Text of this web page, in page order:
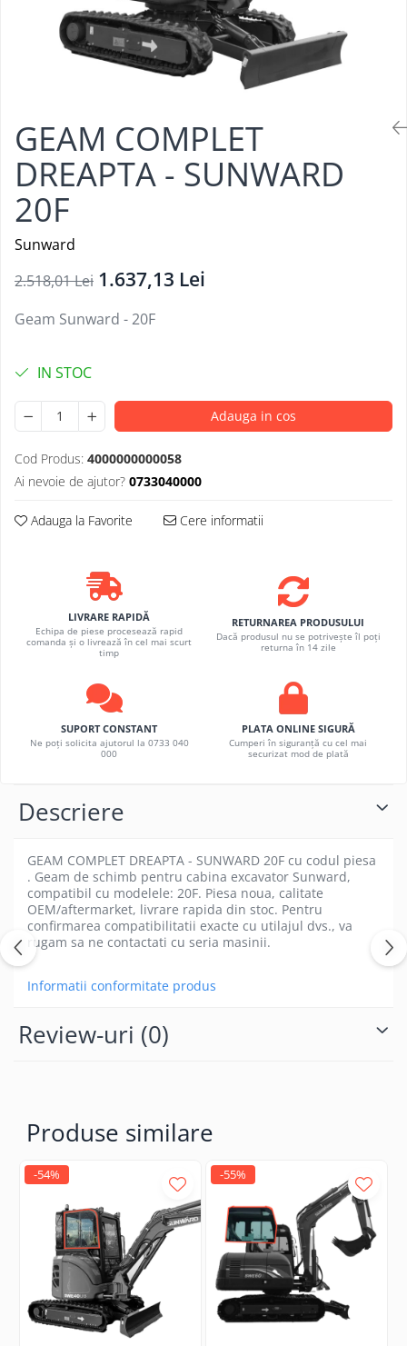
GEAM COMPLET
DREAPTA - SUNWARD
20F
Sunward
2.518,01 Lei 1.637,13 Lei
Geam Sunward - 20F
IN STOC
Adauga in cos
Cod Produs: 4000000000058
Ai nevoie de ajutor? 0733040000
Adauga la Favorite Cere informatii
LIVRARE RAPIDĂ
Echipa de piese procesează rapid
comanda și o livrează în cel mai scurt
timp
RETURNAREA PRODUSULUI
Dacă produsul nu se potrivește îl poți
returna în 14 zile
SUPORT CONSTANT
Ne poți solicita ajutorul la 0733 040
000
PLATA ONLINE SIGURĂ
Cumperi în siguranță cu cel mai
securizat mod de plată
Descriere
GEAM COMPLET DREAPTA - SUNWARD 20F cu codul piesa
. Geam de schimb pentru cabina excavator Sunward,
compatibil cu modelele: 20F. Piesa noua, calitate
OEM/aftermarket, livrare rapida din stoc. Pentru
confirmarea compatibilitatii exacte cu utilajul dvs., va
rugam sa ne contactati cu seria masinii.
Informatii conformitate produs
Review-uri (0)
Produse similare
-54% -55%